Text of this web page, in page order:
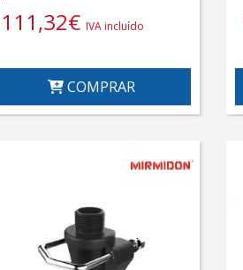
111,32€ IVA incluído
COMPRAR